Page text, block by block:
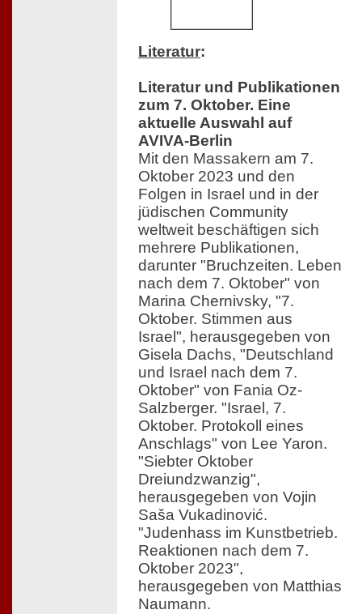
Literatur:
Literatur und Publikationen
zum 7. Oktober. Eine
aktuelle Auswahl auf
AVIVA-Berlin
Mit den Massakern am 7.
Oktober 2023 und den
Folgen in Israel und in der
jüdischen Community
weltweit beschäftigen sich
mehrere Publikationen,
darunter "Bruchzeiten. Leben
nach dem 7. Oktober" von
Marina Chernivsky, "7.
Oktober. Stimmen aus
Israel", herausgegeben von
Gisela Dachs, "Deutschland
und Israel nach dem 7.
Oktober" von Fania Oz-
Salzberger. "Israel, 7.
Oktober. Protokoll eines
Anschlags" von Lee Yaron.
"Siebter Oktober
Dreiundzwanzig",
herausgegeben von Vojin
Saša Vukadinović.
"Judenhass im Kunstbetrieb.
Reaktionen nach dem 7.
Oktober 2023",
herausgegeben von Matthias
Naumann.